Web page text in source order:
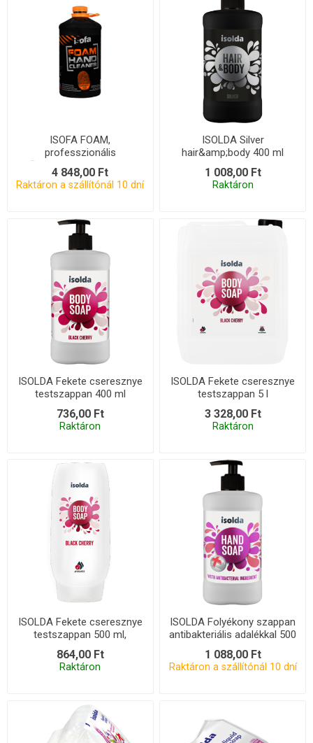
ISOFA FOAM,
professzionális
műhelyhabos kéziszappan
3,5 kg, COMP
4 848,00 Ft
Raktáron a szállítónál 10 dní
ISOLDA Silver
hair&amp;body 400 ml
1 008,00 Ft
Raktáron
ISOLDA Fekete cseresznye
testszappan 400 ml
736,00 Ft
Raktáron
ISOLDA Fekete cseresznye
testszappan 5 l
3 328,00 Ft
Raktáron
ISOLDA Fekete cseresznye
testszappan 500 ml,
CLICK&amp;GO!
864,00 Ft
Raktáron
ISOLDA Folyékony szappan
antibakteriális adalékkal 500
ml
1 088,00 Ft
Raktáron a szállítónál 10 dní